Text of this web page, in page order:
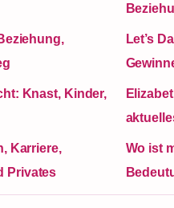
Let’s
Knast, Kinder,
Karriere,
Privates
Wo ist